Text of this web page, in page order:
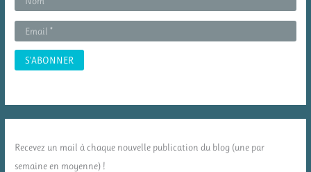
Recevez un mail à chaque nouvelle publication du blog (une par
semaine en moyenne) !